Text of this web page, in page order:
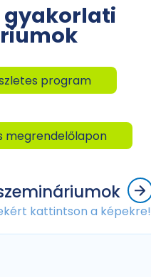
gyakorlati
program
megrendelőlapon
kattintson a képekre!